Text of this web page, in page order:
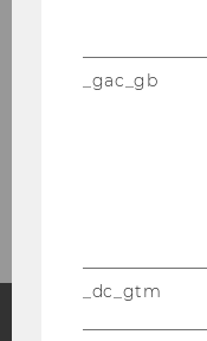
Capacity Building
_gac_gb
_dc_gtm